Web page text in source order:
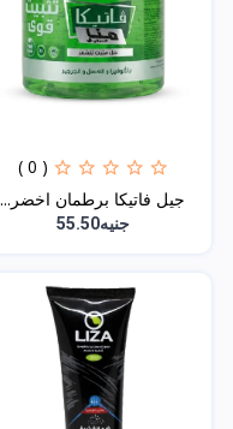
( 0 )
جيل فاتيكا برطمان اخضر...
جنيه55.50